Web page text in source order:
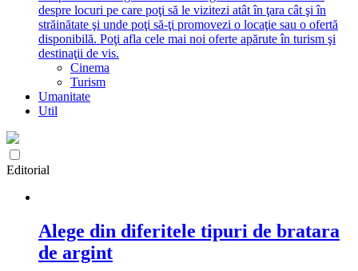
despre locuri pe care poţi să le vizitezi atât în ţara cât şi în
străinătate şi unde poţi să-ţi promovezi o locaţie sau o ofertă
disponibilă. Poţi afla cele mai noi oferte apărute în turism şi
destinaţii de vis.
Cinema
Turism
Umanitate
Util
Editorial
Alege din diferitele tipuri de bratara
de argint